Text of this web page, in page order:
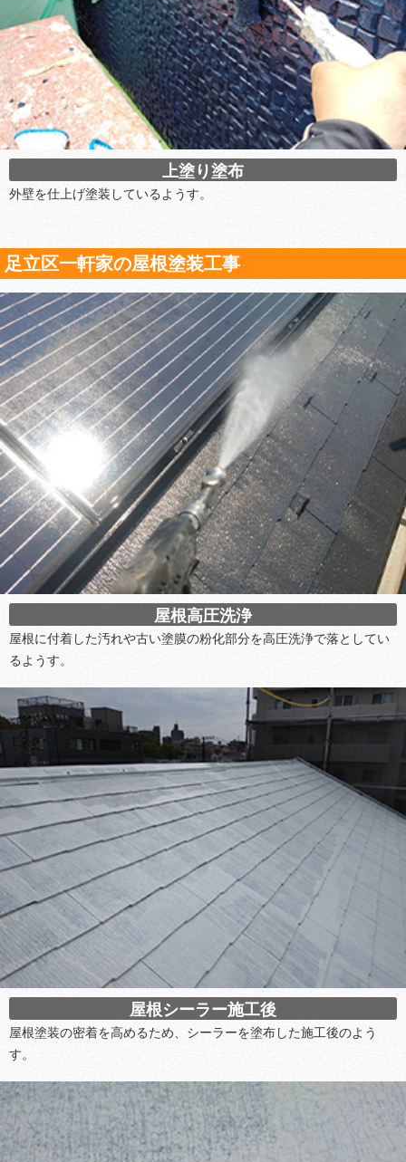
上塗り塗布
外壁を仕上げ塗装しているようす。
足立区一軒家の屋根塗装工事
屋根高圧洗浄
屋根に付着した汚れや古い塗膜の粉化部分を高圧洗浄で落としてい
るようす。
屋根シーラー施工後
屋根塗装の密着を高めるため、シーラーを塗布した施工後のよう
す。